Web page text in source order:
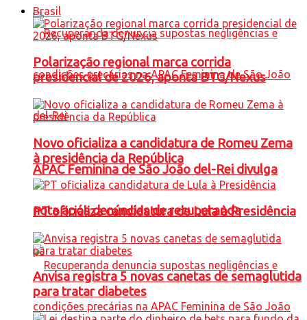
APAC Feminina de São João del-Rei divulga
nota após denúncias de recuperanda
Brasil
Polarização regional marca corrida
presidencial de 2026, aponta BTG/Nexus
Novo oficializa a candidatura de Romeu Zema
à presidência da República
PT oficializa candidatura de Lula à Presidência
Anvisa registra 5 novas canetas de semaglutida
para tratar diabetes